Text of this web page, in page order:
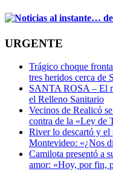
URGENTE
Trágico choque
tres heridos cerca de
SANTA ROSA – El
el Relleno Sanitario
Vecinos de Realicó
contra de la «Ley de
River lo descartó y el
Montevideo: «¿Nos
Camilota presentó a
amor: «Hoy, por fin,